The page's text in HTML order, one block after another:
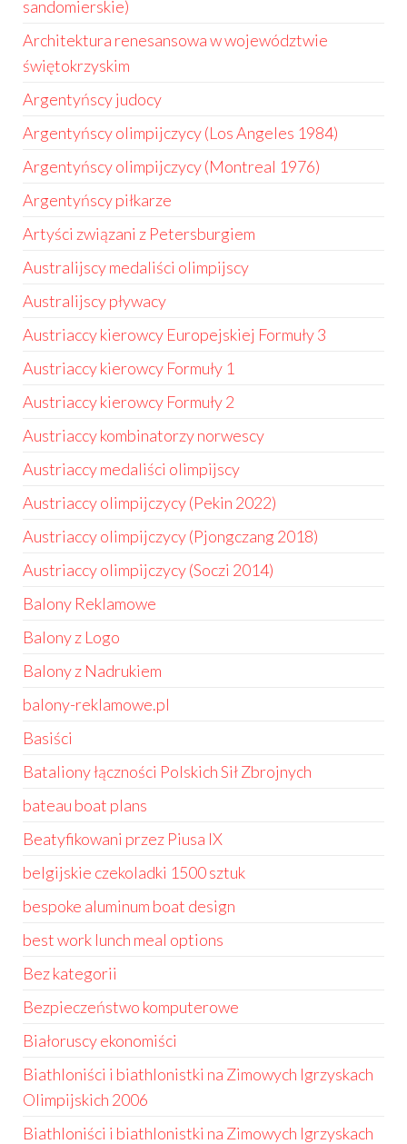
sandomierskie)
Architektura renesansowa w województwie
świętokrzyskim
Argentyńscy judocy
Argentyńscy olimpijczycy (Los Angeles 1984)
Argentyńscy olimpijczycy (Montreal 1976)
Argentyńscy piłkarze
Artyści związani z Petersburgiem
Australijscy medaliści olimpijscy
Australijscy pływacy
Austriaccy kierowcy Europejskiej Formuły 3
Austriaccy kierowcy Formuły 1
Austriaccy kierowcy Formuły 2
Austriaccy kombinatorzy norwescy
Austriaccy medaliści olimpijscy
Austriaccy olimpijczycy (Pekin 2022)
Austriaccy olimpijczycy (Pjongczang 2018)
Austriaccy olimpijczycy (Soczi 2014)
Balony Reklamowe
Balony z Logo
Balony z Nadrukiem
balony-reklamowe.pl
Basiści
Bataliony łączności Polskich Sił Zbrojnych
bateau boat plans
Beatyfikowani przez Piusa IX
belgijskie czekoladki 1500 sztuk
bespoke aluminum boat design
best work lunch meal options
Bez kategorii
Bezpieczeństwo komputerowe
Białoruscy ekonomiści
Biathloniści i biathlonistki na Zimowych Igrzyskach
Olimpijskich 2006
Biathloniści i biathlonistki na Zimowych Igrzyskach